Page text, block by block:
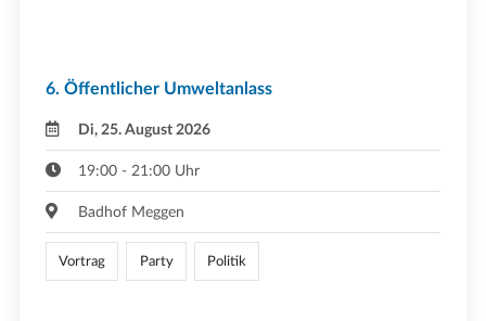
6. Öffentlicher Umweltanlass
Di, 25. August 2026
19:00 - 21:00 Uhr
Badhof Meggen
Vortrag Party Politik